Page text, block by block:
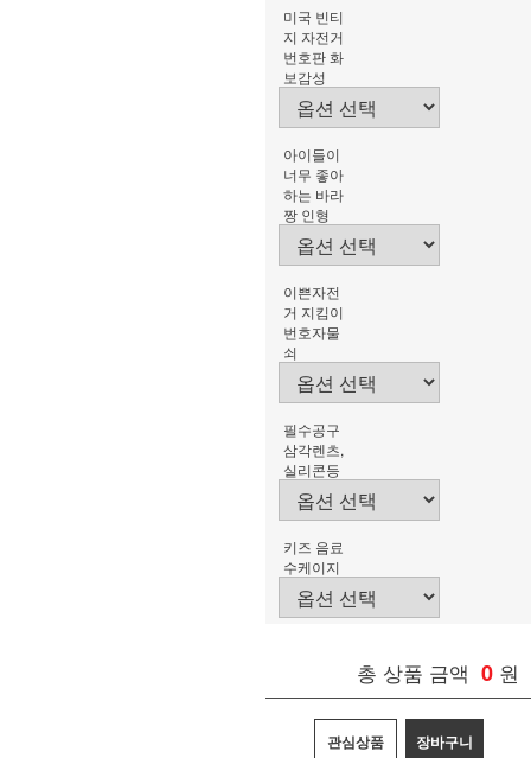
미국 빈티
지 자전거
번호판 화
보감성
아이들이
너무 좋아
하는 바라
짱 인형
이쁜자전
거 지킴이
번호자물
쇠
필수공구
삼각렌츠,
실리콘등
키즈 음료
수케이지
총 상품 금액 0 원
관심상품 장바구니